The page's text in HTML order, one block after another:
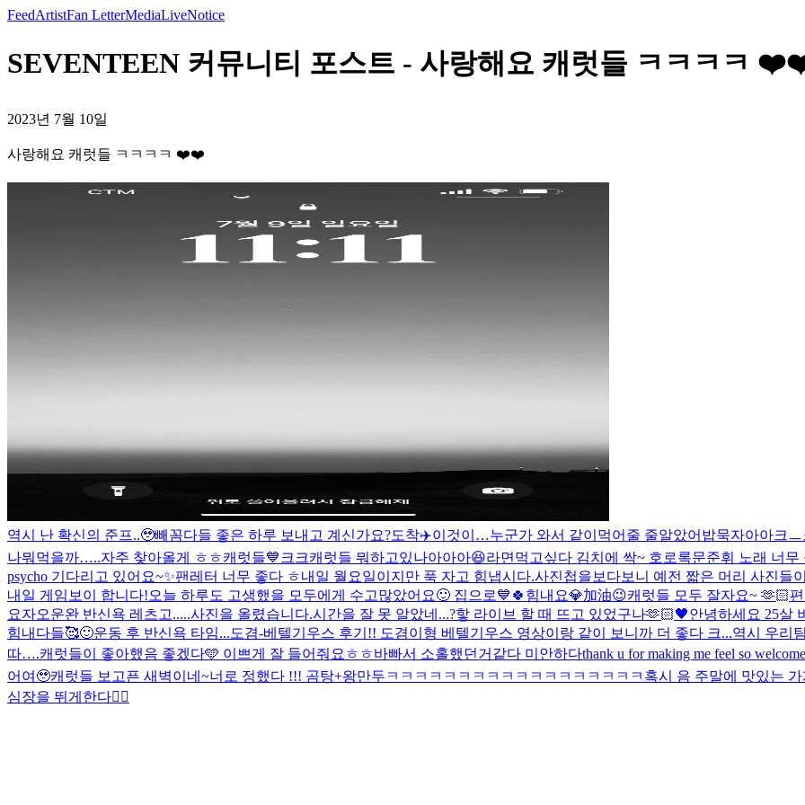
FeedArtistFan LetterMediaLiveNotice
SEVENTEEN 커뮤니티 포스트 - 사랑해요 캐럿들 ㅋㅋㅋㅋ
2023년 7월 10일
사랑해요 캐럿들 ㅋㅋㅋㅋ ❤️❤️
역시 난 확신의 준프..🥹빼꼼다들 좋은 하루 보내고 계신가요?도착✈️이것이…누군가 와서 같이먹어줄 줄알았어 밥묵자아아크ㅡ
나뭐먹을까…..자주 찾아올게 ㅎㅎ캐럿들💙크크캐럿들 뭐하고있나아아아😆라면먹고싶다 김치에 싹~ 호로록문준휘 노래 너
psycho 기다리고 있어요~✨팬레터 너무 좋다 ㅎ내일 월요일이지만 푹 자고 힘냅시다.사진첩을보다보니 예전 짧은 머리 사진들
내일 게임보이 합니다!오늘 하루도 고생했을 모두에게 수고많았어요🙂 집으로💙 🍀힘내요💎加油😉캐럿들 모두 잘자요~ 🫶🏻
요자오운완 반신욕 레츠고.....사진을 올렸습니다.시간을 잘 못 알았네...?핳 라이브 할 때 뜨고 있었구나🫶🏻🖤안녕하세요 25살
힘내다들🥰🙂운동 후 반신욕 타임...도겸-베텔기우스 후기!! 도겸이형 베텔기우스 영상이랑 같이 보니까 더 좋다 크...역시 우리
따….캐럿들이 좋아했음 좋겠다🩵 이쁘게 잘 들어줘요ㅎㅎ바빠서 소홀했던거같다 미안하다thank u for making me feel so
어여🥹캐럿들 보고픈 새벽이네~너로 정했다 !!! 곰탕+왕만두 ㅋㅋㅋㅋㅋㅋㅋㅋㅋㅋㅋㅋㅋㅋㅋㅋㅋㅋ 혹시 음 주말에 맛있는
심장을 뛰게한다❤️‍🔥